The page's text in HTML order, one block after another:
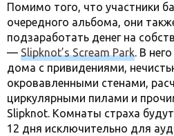
Помимо того, что участники
очередного альбома, они
подзаработать денег на
— Slipknot’s Scream Park. В
дома с привидениями,
окровавленными стенами,
циркулярными пилами и
Slipknot. Комнаты страха
12 дня исключительно для